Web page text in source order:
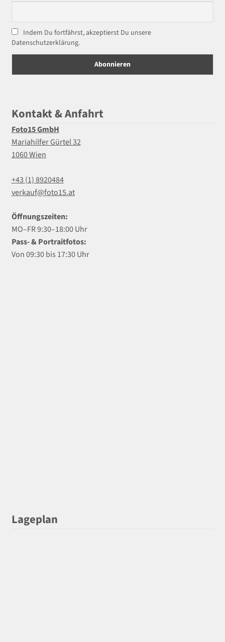
Indem Du fortfährst, akzeptierst Du unsere
Datenschutzerklärung.
Kontakt & Anfahrt
Foto15 GmbH
Mariahilfer Gürtel 32
1060 Wien
+43 (1) 8920484
verkauf@foto15.at
Öffnungszeiten:
MO–FR 9:30–18:00 Uhr
Pass- & Portraitfotos:
Von 09:30 bis 17:30 Uhr
Lageplan